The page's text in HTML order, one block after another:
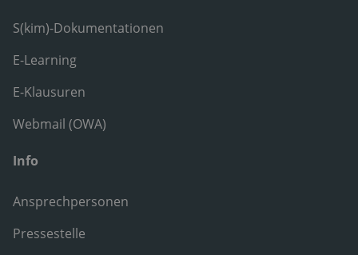
S(kim)-Dokumentationen
E-Learning
E-Klausuren
Webmail (OWA)
Info
Ansprechpersonen
Pressestelle